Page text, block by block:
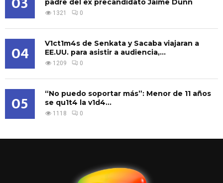
padre del ex precandidato Jaime Dunn
1321 0
04
V1ct1m4s de Senkata y Sacaba viajaran a
EE.UU. para asistir a audiencia,...
1209 0
05
“No puedo soportar más”: Menor de 11 años
se qu1t4 la v1d4...
1118 0